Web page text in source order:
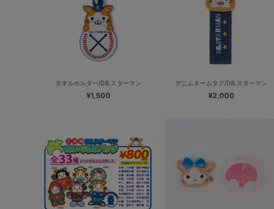
タオルホルダー/DB.スターマン
¥1,500
デニムネームタグ/DB.スターマン
¥2,000